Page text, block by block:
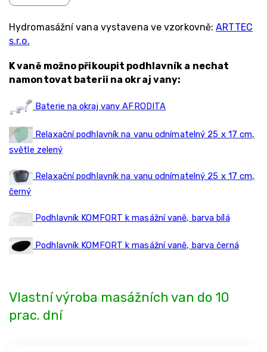
Vlastní výroba masážních van do 10
prac. dní
Hydromasážní vana vystavena ve vzorkovně:ARTTEC
s.r.o.
K vaně možno přikoupit podhlavník a nechat
namontovat baterii na okraj vany:
Baterie na okraj vany AFRODITA
Relaxační podhlavník na vanu odnímatelný 25 x 17 cm,
světle zelený
Relaxační podhlavník na vanu odnímatelný 25 x 17 cm,
černý
Podhlavník KOMFORT k masážní vaně, barva bílá
Podhlavník KOMFORT k masážní vaně, barva černá